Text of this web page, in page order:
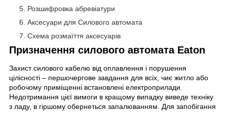
Розшифровка абревіатури
Аксесуари для Силового автомата
Схема розмаїття аксесуарів
Призначення силового автомата Eaton
Захист силового кабелю від оплавлення і порушення
цілісності – першочергове завдання для всіх, чиє житло або
робочому приміщенні встановлені електроприлади.
Недотримання цієї вимоги в кращому випадку виведе техніку
з ладу, в гіршому обернеться запалюванням. Для запобігання